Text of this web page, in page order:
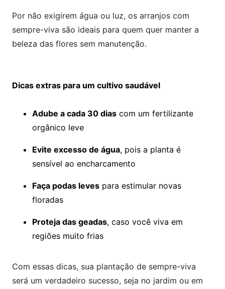
Por não exigirem água ou luz, os arranjos com
sempre-viva são ideais para quem quer manter a
beleza das flores sem manutenção.
Dicas extras para um cultivo saudável
Adube a cada 30 dias com um fertilizante
orgânico leve
Evite excesso de água, pois a planta é
sensível ao encharcamento
Faça podas leves para estimular novas
floradas
Proteja das geadas, caso você viva em
regiões muito frias
Com essas dicas, sua plantação de sempre-viva
será um verdadeiro sucesso, seja no jardim ou em